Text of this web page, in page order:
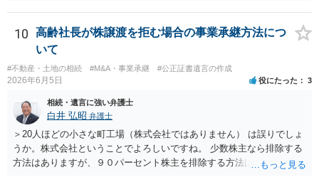
無・内容について説明してよい」旨を明確に伝えてもらい、委任状の
写しを添付して、期限を区切って書面で回答を求めることが考えられ
ます。それでも回答がない場合には、母親本人の意思能力や真意、兄
による不当な関与の有無も含めて、別の弁護士に資料（遺言書案、委
任状、母親の発言内容、弁護士との連絡履歴、兄とのやり取り等）を
示して相談した方がよいように思います。
投資信託は他の相続人にというような分け方をするのか等について
は、相続人間で遺産分割協議により決める必要があります）。
10
高齢社長が株譲渡を拒む場合の事業承継方法につ
いて
#不動産・土地の相続 #M&A・事業承継 #公正証書遺言の作成
2026年6月5日 役にたった 3
相続・遺言に強い弁護士
白井 弘昭 弁護士
＞20人ほどの小さな町工場（株式会社ではありません） は誤りでしょ
うか。株式会社ということでよろしいですね。 少数株主なら排除する
方法はありますが、９０パーセント株主を排除する方法は現実的にあ